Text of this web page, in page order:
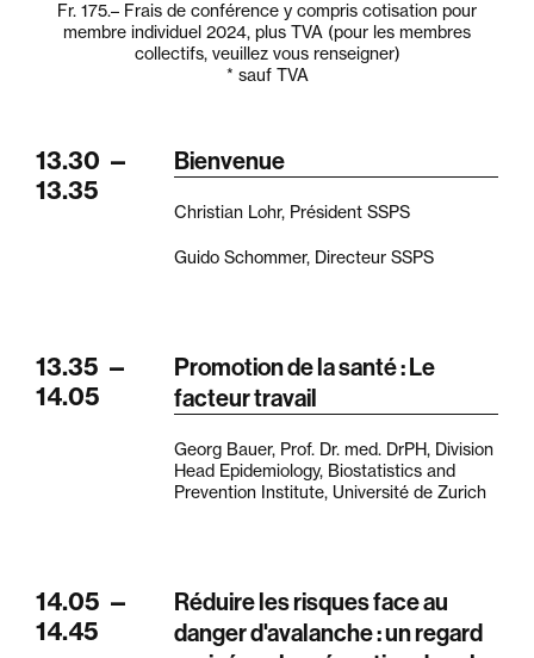
Fr. 175.– Frais de conférence y compris cotisation pour
membre individuel 2024, plus TVA (pour les membres
collectifs, veuillez vous renseigner)
* sauf TVA
13.30 —
13.35
Bienvenue
Christian Lohr, Président SSPS
Guido Schommer, Directeur SSPS
13.35 —
14.05
Promotion de la santé : Le
facteur travail
Georg Bauer, Prof. Dr. med. DrPH, Division
Head Epidemiology, Biostatistics and
Prevention Institute, Université de Zurich
14.05 —
14.45
Réduire les risques face au
danger d'avalanche : un regard